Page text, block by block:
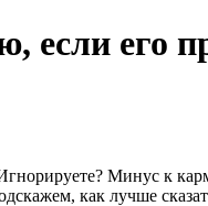
если его
Минус к
как лучше